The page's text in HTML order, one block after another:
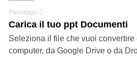
Passaggio 1
Carica il tuo ppt Documenti
Seleziona il file che vuoi convertire
computer, da Google Drive o da